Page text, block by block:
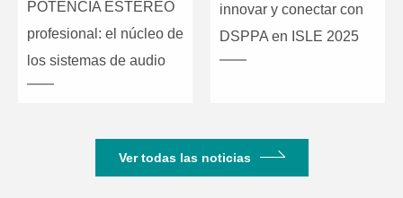
POTENCIA ESTÉREO
profesional: el núcleo de
los sistemas de audio
innovar y conectar con
DSPPA en ISLE 2025
Ver todas las noticias